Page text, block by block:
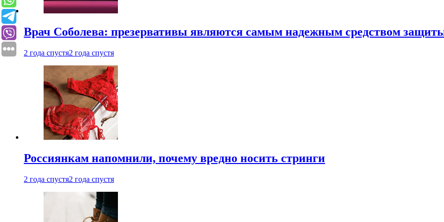
Врач Соболева: презервативы являются самым надежным средством
2 года спустя2 года спустя
Россиянкам напомнили, почему вредно носить стринги
2 года спустя2 года спустя